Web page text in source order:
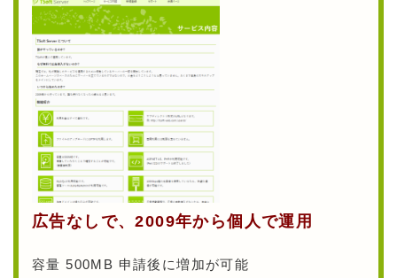
広告なしで、2009年から個人で運用
容量 500MB 申請後に増加が可能